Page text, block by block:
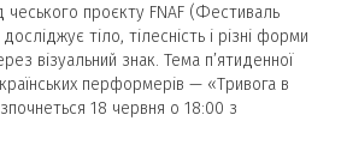
проєкту FNAF (Фестиваль
тіло, тілесність і різні форми
візуальний знак. Тема п’ятиденної
перформерів — «Тривога в
18 червня о 18:00 з